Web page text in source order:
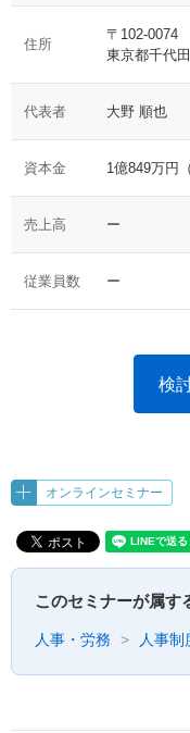
住所
〒102-0074
東京都千代
代表者 大野 順也
資本金 1億849万円
売上高 ー
従業員数 ー
検
オンラインセミナー
このセミナーが属す
人事・労務 人事制